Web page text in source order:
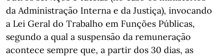
da Administração Interna e da Justiça), invocando
a Lei Geral do Trabalho em Funções Públicas,
segundo a qual a suspensão da remuneração
acontece sempre que, a partir dos 30 dias, as